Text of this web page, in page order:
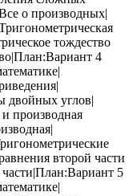
о производных|
тождество
4
углов|
производная
второй части
5